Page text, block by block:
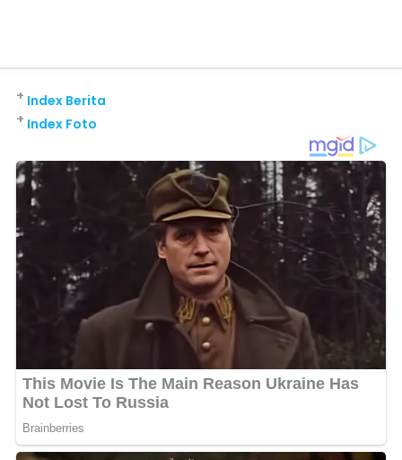
Index Berita
+
Index Foto
+